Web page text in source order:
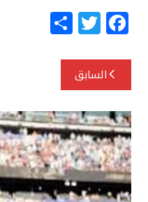
F
a
c
e
b
o
o
k
T
w
itt
e
r
S
h
تصفّح
المقالات
السابق